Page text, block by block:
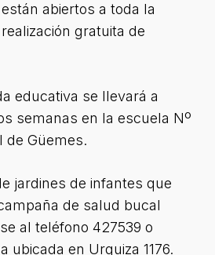
abiertos a toda la
gratuita de
educativa se llevará a
semanas en la escuela Nº
de Güemes.
jardines de infantes que
de salud bucal
al teléfono 427539 o
ubicada en Urquiza 1176.